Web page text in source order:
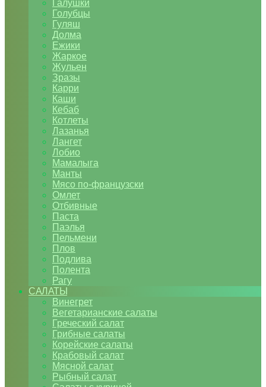
Галушки
Голубцы
Гуляш
Долма
Ежики
Жаркое
Жульен
Зразы
Карри
Каши
Кебаб
Котлеты
Лазанья
Лангет
Лобио
Мамалыга
Манты
Мясо по-французски
Омлет
Отбивные
Паста
Паэлья
Пельмени
Плов
Подлива
Полента
Рагу
САЛАТЫ
Винегрет
Вегетарианские салаты
Греческий салат
Грибные салаты
Корейские салаты
Крабовый салат
Мясной салат
Рыбный салат